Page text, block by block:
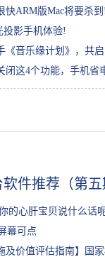
快ARM版Mac将要杀到!
投影手机体验!
《音乐缘计划》，共
闭这4个功能，手机省
玩4分钟等于运动1小
件推荐（第
的心肝宝贝说什么话呢
幕可点
及价值评估指南】国